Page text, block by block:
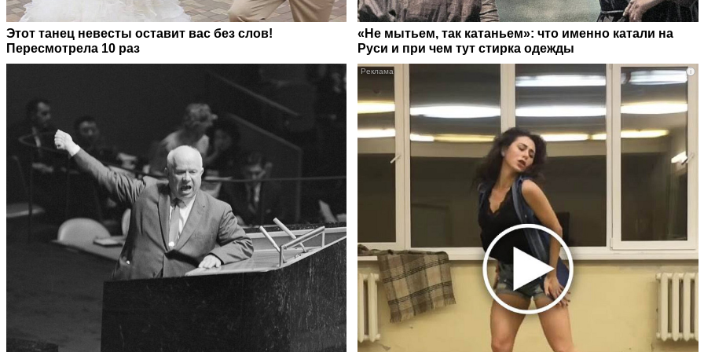
Этот танец невесты оставит вас без слов!
Пересмотрела 10 раз
«Не мытьем, так катаньем»: что именно катали на
Руси и при чем тут стирка одежды
i